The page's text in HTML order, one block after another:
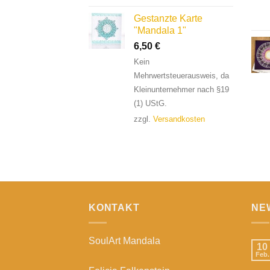
Gestanzte Karte
"Mandala 1"
6,50 €
Kein
Mehrwertsteuerausweis, da
Kleinunternehmer nach §19
(1) UStG.
zzgl. Versandkosten
KONTAKT
SoulArt Mandala
10
Feb.